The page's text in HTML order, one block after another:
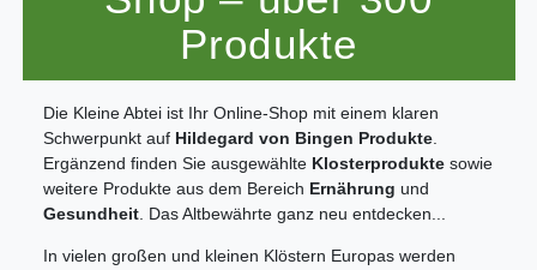
Produkte
Die Kleine Abtei ist Ihr Online-Shop mit einem klaren
Schwerpunkt auf Hildegard von Bingen Produkte.
Ergänzend finden Sie ausgewählte Klosterprodukte sowie
weitere Produkte aus dem Bereich Ernährung und
Gesundheit. Das Altbewährte ganz neu entdecken...
In vielen großen und kleinen Klöstern Europas werden